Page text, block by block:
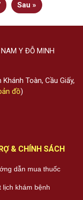
Sau »
Y ĐỖ MINH
Toàn, Cầu Giấy,
đồ)
& CHÍNH SÁCH
dẫn mua thuốc
lịch khám bệnh